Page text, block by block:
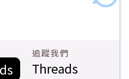
追蹤我們
Threads